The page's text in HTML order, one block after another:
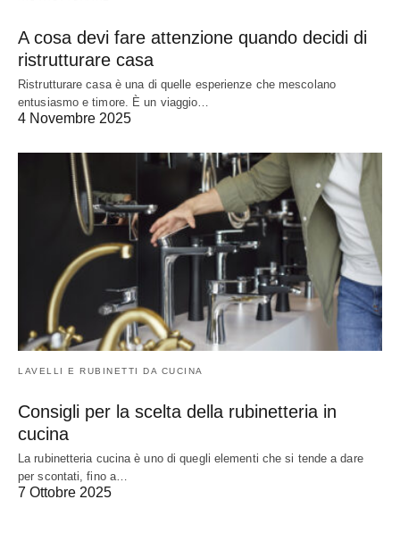
A cosa devi fare attenzione quando decidi di
ristrutturare casa
Ristrutturare casa è una di quelle esperienze che mescolano
entusiasmo e timore. È un viaggio…
4 Novembre 2025
LAVELLI E RUBINETTI DA CUCINA
Consigli per la scelta della rubinetteria in
cucina
La rubinetteria cucina è uno di quegli elementi che si tende a dare
per scontati, fino a…
7 Ottobre 2025